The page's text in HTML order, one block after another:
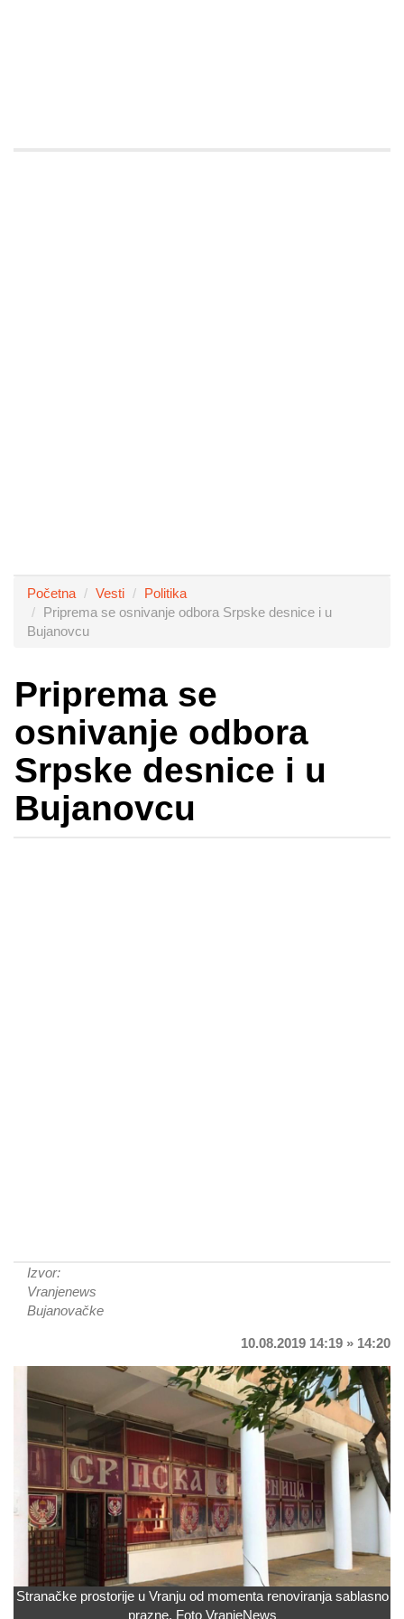
Početna Vesti
Politika
Priprema se osnivanje odbora Srpske desnice i u
Bujanovcu
Priprema se
osnivanje odbora
Srpske desnice i u
Bujanovcu
Izvor:
Vranjenews
Bujanovačke
10.08.2019 14:19 » 14:20
Stranačke prostorije u Vranju od momenta renoviranja sablasno
prazne. Foto VranjeNews